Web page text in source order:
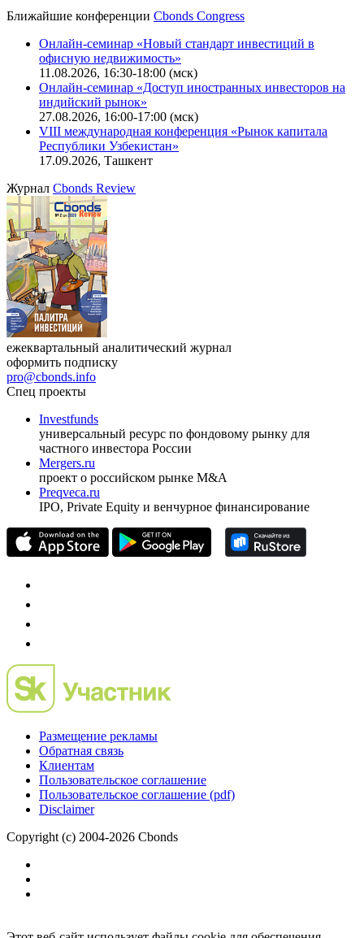
Ближайшие конференции Cbonds Congress
Онлайн-семинар «Новый стандарт инвестиций в
офисную недвижимость»
11.08.2026, 16:30-18:00 (мск)
Онлайн-семинар «Доступ иностранных инвесторов на
индийский рынок»
27.08.2026, 16:00-17:00 (мск)
VIII международная конференция «Рынок капитала
Республики Узбекистан»
17.09.2026, Ташкент
Журнал Cbonds Review
ежеквартальный аналитический журнал
оформить подписку
pro@cbonds.info
Спец проекты
Investfunds
универсальный ресурс по фондовому рынку для
частного инвестора России
Mergers.ru
проект о российском рынке M&A
Preqveca.ru
IPO, Private Equity и венчурное финансирование
Размещение рекламы
Обратная связь
Клиентам
Пользовательское соглашение
Пользовательское соглашение (pdf)
Disclaimer
Copyright (c) 2004-2026 Cbonds